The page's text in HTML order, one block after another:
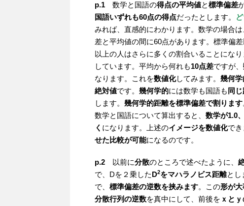
p.1 数学と国語の得点の平均値と標準偏差
国語いずれも60点の得点だったとします。
みれば、直感的にわかります。数学の場合
差と平均値の間に60点があります。標準偏
以上の人はさらに多くの割合いることになり
しています。平均から何れも10点差ですが、
なります。これを数値化してみます。 幾何
絶対値です。 幾何学的には数学も国語も 同
します。 幾何学的距離を標準偏差で割ります
数学と国語について算出すると、 数学が1.0
く になります。上述のイメージを数値化でき
せた比較が可能になるのです。
p.2 以前に分散のところで述べたように、
で、Dを２乗したD2をマハラノビス距離とし
で、 標準偏差の逆数を挟みます。この形が大
分散行列の逆数を真中にして、前後を ｘと